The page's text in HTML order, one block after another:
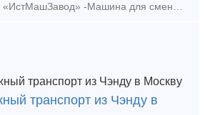
транспорт из Чэнду в